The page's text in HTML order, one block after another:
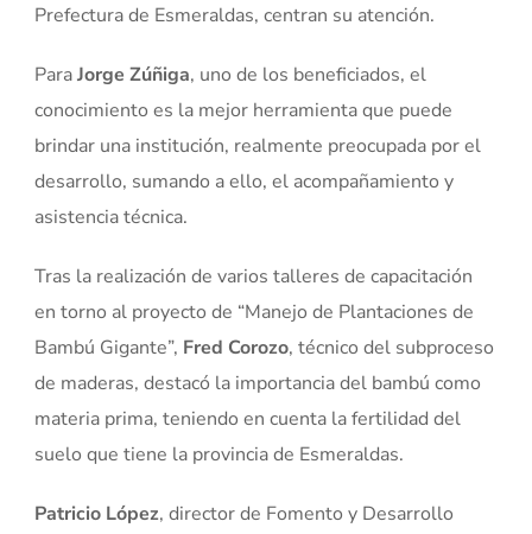
Prefectura de Esmeraldas, centran su atención.
ParaJorge Zúñiga, uno de los beneficiados, el
conocimiento es la mejor herramienta que puede
brindar una institución, realmente preocupada por el
desarrollo, sumando a ello, el acompañamiento y
asistencia técnica.
Tras la realización de varios talleres de capacitación
en torno al proyecto de “Manejo de Plantaciones de
Bambú Gigante”, Fred Corozo, técnico del subproceso
de maderas, destacó la importancia del bambú como
materia prima, teniendo en cuenta la fertilidad del
suelo que tiene la provincia de Esmeraldas.
Patricio López, director de Fomento y Desarrollo